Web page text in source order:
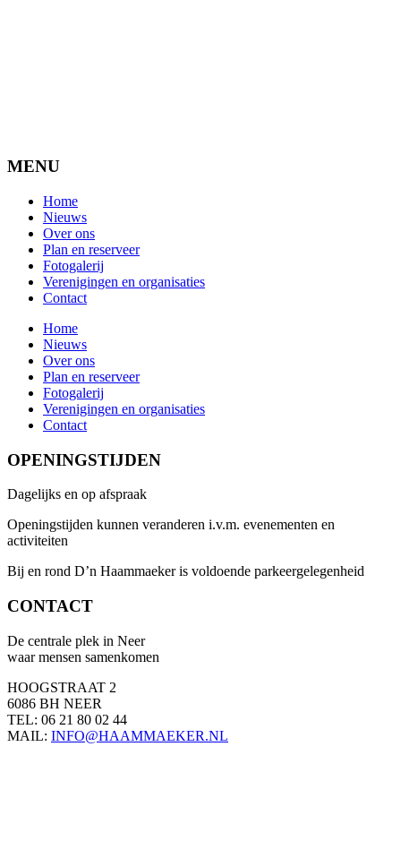
MENU
Home
Nieuws
Over ons
Plan en reserveer
Fotogalerij
Verenigingen en organisaties
Contact
Home
Nieuws
Over ons
Plan en reserveer
Fotogalerij
Verenigingen en organisaties
Contact
OPENINGSTIJDEN
Dagelijks en op afspraak
Openingstijden kunnen veranderen i.v.m. evenementen en
activiteiten
Bij en rond D’n Haammaeker is voldoende parkeergelegenheid
CONTACT
De centrale plek in Neer
waar mensen samenkomen
HOOGSTRAAT 2
6086 BH NEER
TEL: 06 21 80 02 44
MAIL: INFO@HAAMMAEKER.NL